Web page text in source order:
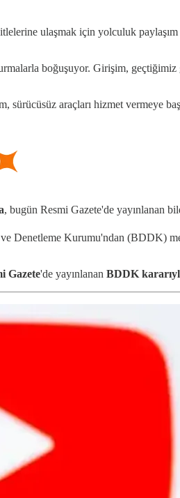
ulaşmak için yolculuk
boğuşuyor. Girişim,
sürücüsüz araçları hizmet vermeye
, bugün Resmi Gazete'de yayınlanan
Denetleme Kurumu'ndan (BDDK)
Gazete'de yayınlanan BDDK